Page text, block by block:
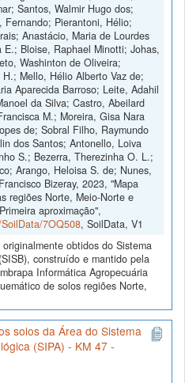
Santos, Walmir Hugo dos;
Fernando; Pierantoni, Hélio;
Anastácio, Maria de Lourdes
E.; Bloise, Raphael Minotti; Johas,
Washinton de Oliveira;
Mello, Hélio Alberto Vaz de;
Aparecida Barroso; Leite, Adahil
da Silva; Castro, Abeilard
M.; Moreira, Gisa Nara
de; Sobral Filho, Raymundo
dos Santos; Antonello, Loiva
S.; Bezerra, Therezinha O. L.;
Arango, Heloisa S. de; Nunes,
Bizeray, 2023, "Mapa
regiões Norte, Meio-Norte e
aproximação",
7OQ508, SoilData, V1
obtidos do Sistema
construído e mantido pela
Informática Agropecuária
de solos regiões Norte,
solos da Área do Sistema
(SIPA) - KM 47 -